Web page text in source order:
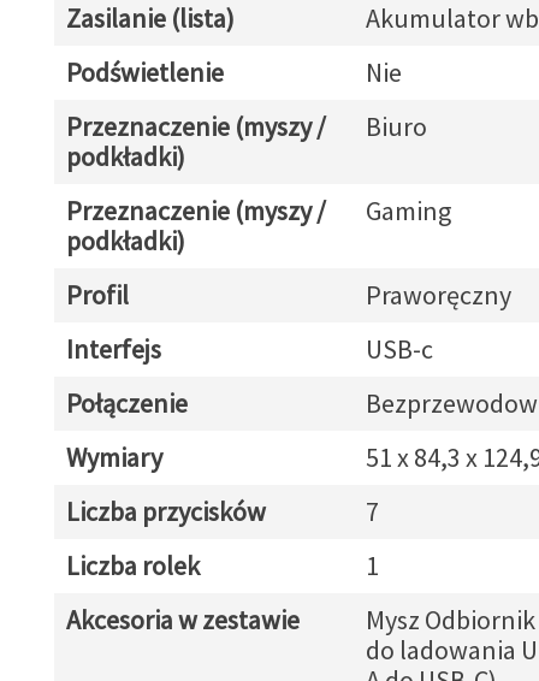
Zasilanie (lista)
Akumulator
Podświetlenie
Nie
Przeznaczenie (myszy /
podkładki)
Biuro
Przeznaczenie (myszy /
podkładki)
Gaming
Profil
Praworęczny
Interfejs
USB-c
Połączenie
Wymiary
51 x 84,3 x
Liczba przycisków
7
Liczba rolek
1
Akcesoria w zestawie
Mysz
do ladowania